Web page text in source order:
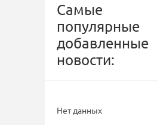
Самые
популярные
добавленные
новости:
Нет данных